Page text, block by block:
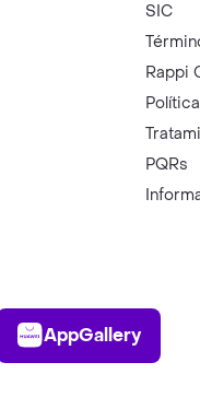
SIC
Rappi
PQRs
AppGallery
AppGallery